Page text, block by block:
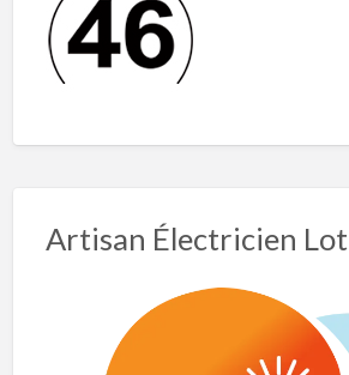
Artisan Électricien